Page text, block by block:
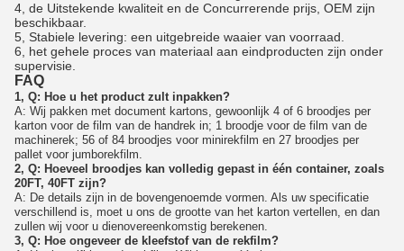
4, de Uitstekende kwaliteit en de Concurrerende prijs, OEM zijn
beschikbaar.
5, Stabiele levering: een uitgebreide waaier van voorraad.
6, het gehele proces van materiaal aan eindproducten zijn onder
supervisie.
FAQ
1, Q: Hoe u het product zult inpakken?
A: Wij pakken met document kartons, gewoonlijk 4 of 6 broodjes per
karton voor de film van de handrek in; 1 broodje voor de film van de
machinerek; 56 of 84 broodjes voor minirekfilm en 27 broodjes per
pallet voor jumborekfilm.
2, Q: Hoeveel broodjes kan volledig gepast in één container, zoals
20FT, 40FT zijn?
A: De details zijn in de bovengenoemde vormen. Als uw specificatie
verschillend is, moet u ons de grootte van het karton vertellen, en dan
zullen wij voor u dienovereenkomstig berekenen.
3, Q: Hoe ongeveer de kleefstof van de rekfilm?